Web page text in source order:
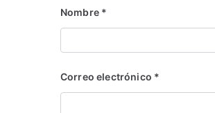
Nombre *
Correo electrónico *